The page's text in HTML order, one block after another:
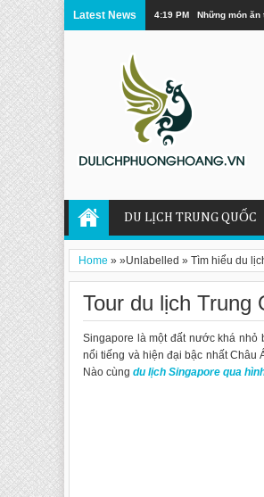
Latest News 4:19 PM Những món ăn
DU LỊCH TRUNG QUỐC
Home » »Unlabelled » Tìm hiểu du
Tour du lịch Trung
Singapore là một đất nước khá nhỏ
nổi tiếng và hiện đại bậc nhất Châu
Nào cùng du lịch Singapore qua